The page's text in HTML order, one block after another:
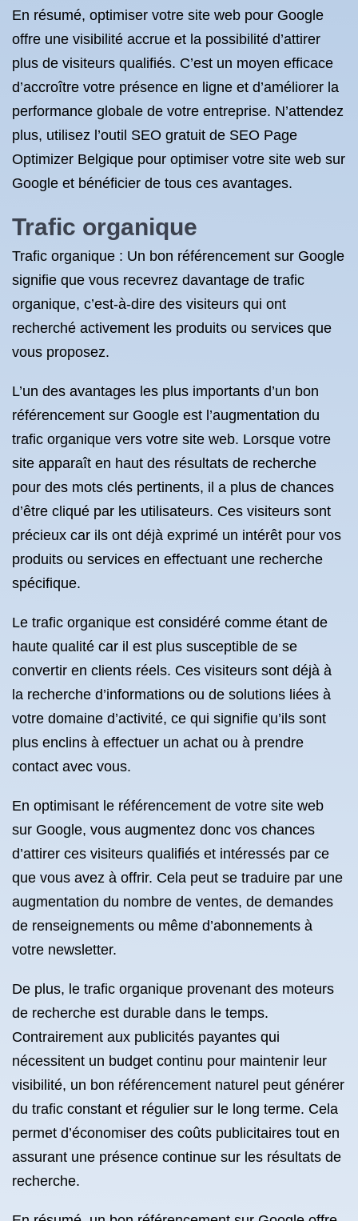
En résumé, optimiser votre site web pour Google
offre une visibilité accrue et la possibilité d’attirer
plus de visiteurs qualifiés. C’est un moyen efficace
d’accroître votre présence en ligne et d’améliorer la
performance globale de votre entreprise. N’attendez
plus, utilisez l’outil SEO gratuit de SEO Page
Optimizer Belgique pour optimiser votre site web sur
Google et bénéficier de tous ces avantages.
Trafic organique
Trafic organique : Un bon référencement sur Google
signifie que vous recevrez davantage de trafic
organique, c’est-à-dire des visiteurs qui ont
recherché activement les produits ou services que
vous proposez.
L’un des avantages les plus importants d’un bon
référencement sur Google est l’augmentation du
trafic organique vers votre site web. Lorsque votre
site apparaît en haut des résultats de recherche
pour des mots clés pertinents, il a plus de chances
d’être cliqué par les utilisateurs. Ces visiteurs sont
précieux car ils ont déjà exprimé un intérêt pour vos
produits ou services en effectuant une recherche
spécifique.
Le trafic organique est considéré comme étant de
haute qualité car il est plus susceptible de se
convertir en clients réels. Ces visiteurs sont déjà à
la recherche d’informations ou de solutions liées à
votre domaine d’activité, ce qui signifie qu’ils sont
plus enclins à effectuer un achat ou à prendre
contact avec vous.
En optimisant le référencement de votre site web
sur Google, vous augmentez donc vos chances
d’attirer ces visiteurs qualifiés et intéressés par ce
que vous avez à offrir. Cela peut se traduire par une
augmentation du nombre de ventes, de demandes
de renseignements ou même d’abonnements à
votre newsletter.
De plus, le trafic organique provenant des moteurs
de recherche est durable dans le temps.
Contrairement aux publicités payantes qui
nécessitent un budget continu pour maintenir leur
visibilité, un bon référencement naturel peut générer
du trafic constant et régulier sur le long terme. Cela
permet d’économiser des coûts publicitaires tout en
assurant une présence continue sur les résultats de
recherche.